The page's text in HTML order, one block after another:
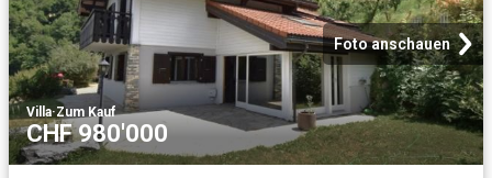
Foto anschauen
Villa·Zum Kauf
CHF 980'000